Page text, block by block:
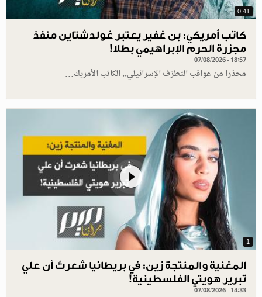
0.41
كاتب أمريكي: بن غفير يعتبر غولدشتاين منفذ
مجزرة الحرم الإبراهيمي بطلا!
07/08/2026 - 18:57
محذرا من عواقب التطرّف الإسرائيلي.. الكاتب الأمريك…
1
المغنية والمنتجة زين: في بريطانيا شعرتُ أن علي
تبرير هويتي الفلسطينية!
07/08/2026 - 14:33